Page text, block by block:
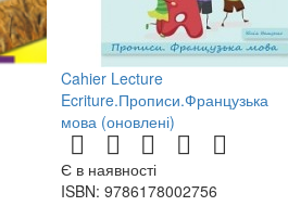
Cahier Lecture
Ecriture.Прописи.Французька
мова (оновлені)
Є в наявності
ISBN: 9786178002756